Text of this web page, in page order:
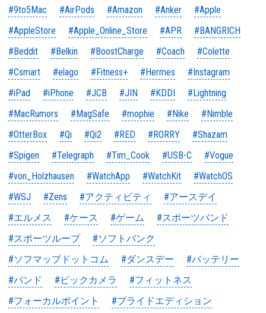
#9to5Mac #AirPods #Amazon #Anker
#Apple
#AppleStore
#Apple_Online_Store #APR
#BANGRICH
#Beddit
#Belkin #BoostCharge #Coach
#Colette
#Csmart
#elago #Fitness+ #Hermes
#Instagram
#iPad
#iPhone #JCB #JIN #KDDI
#Lightning
#MacRumors
#MagSafe #mophie #Nike
#Nimble
#OtterBox
#Qi #Qi2 #RED #RORRY
#Shazam
#Spigen
#Telegraph #Tim_Cook #USB-C
#Vogue
#von_Holzhausen
#WatchApp #WatchKit
#WatchOS
#WSJ
#Zens #アクティビティ
#アースデイ
#エルメス
#ケース #ゲーム
#スポーツバンド
#スポーツループ
#ソフトバンク
#ソフマップドットコム
#ダンスデー
#バッテリー
#バンド
#ビックカメラ
#フィットネス
#フォーカルポイント
#プライドエディション